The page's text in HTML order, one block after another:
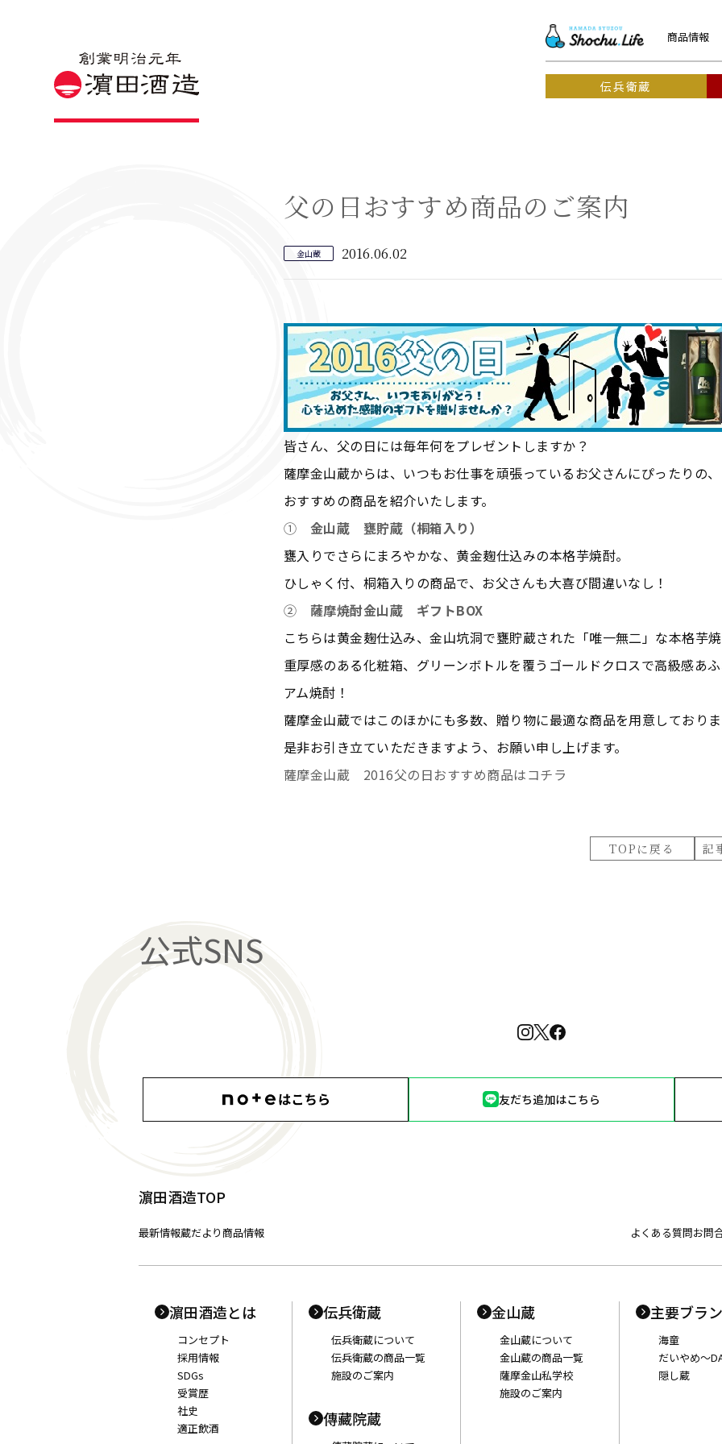
商品情報
伝兵衛蔵
父の日おすすめ商品のご案内
金山蔵 2016.06.02
皆さん、父の日には毎年何をプレゼントしますか？
薩摩金山蔵からは、いつもお仕事を頑張っているお父さんにぴったりの、
おすすめの商品を紹介いたします。
① 金山蔵 甕貯蔵（桐箱入り）
甕入りでさらにまろやかな、黄金麹仕込みの本格芋焼酎。
ひしゃく付、桐箱入りの商品で、お父さんも大喜び間違いなし！
② 薩摩焼酎金山蔵 ギフトBOX
こちらは黄金麹仕込み、金山坑洞で甕貯蔵された「唯一無二」な本格芋焼
重厚感のある化粧箱、グリーンボトルを覆うゴールドクロスで高級感あ
アム焼酎！
薩摩金山蔵ではこのほかにも多数、贈り物に最適な商品を用意しておりま
是非お引き立ていただきますよう、お願い申し上げます。
薩摩金山蔵 2016父の日おすすめ商品はコチラ
TOPに戻る 記
公式SNS
友だち追加はこちら
濵田酒造TOP
最新情報蔵だより 商品情報 よくある質問お問
濵田酒造とは
コンセプト
採用情報
SDGs
受賞歴
社史
適正飲酒
伝兵衛蔵
伝兵衛蔵について
伝兵衛蔵の商品一覧
施設のご案内
傳藏院蔵
金山蔵
金山蔵について
金山蔵の商品一覧
薩摩金山私学校
施設のご案内
主要ブラ
海童
だいやめ〜
隠し蔵